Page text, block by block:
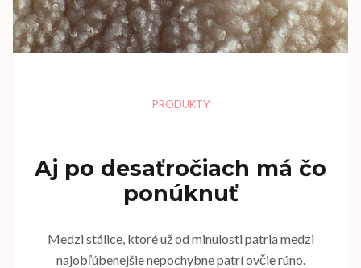
PRODUKTY
Aj po desaťročiach má čo
ponúknuť
Medzi stálice, ktoré už od minulosti patria medzi
najobľúbenejšie nepochybne patrí ovčie rúno.